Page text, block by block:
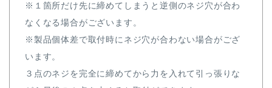
※１箇所だけ先に締めてしまうと逆側のネジ穴が合わ
なくなる場合がございます。
※製品個体差で取付時にネジ穴が合わない場合がござ
います。
３点のネジを完全に締めてから力を入れて引っ張りな